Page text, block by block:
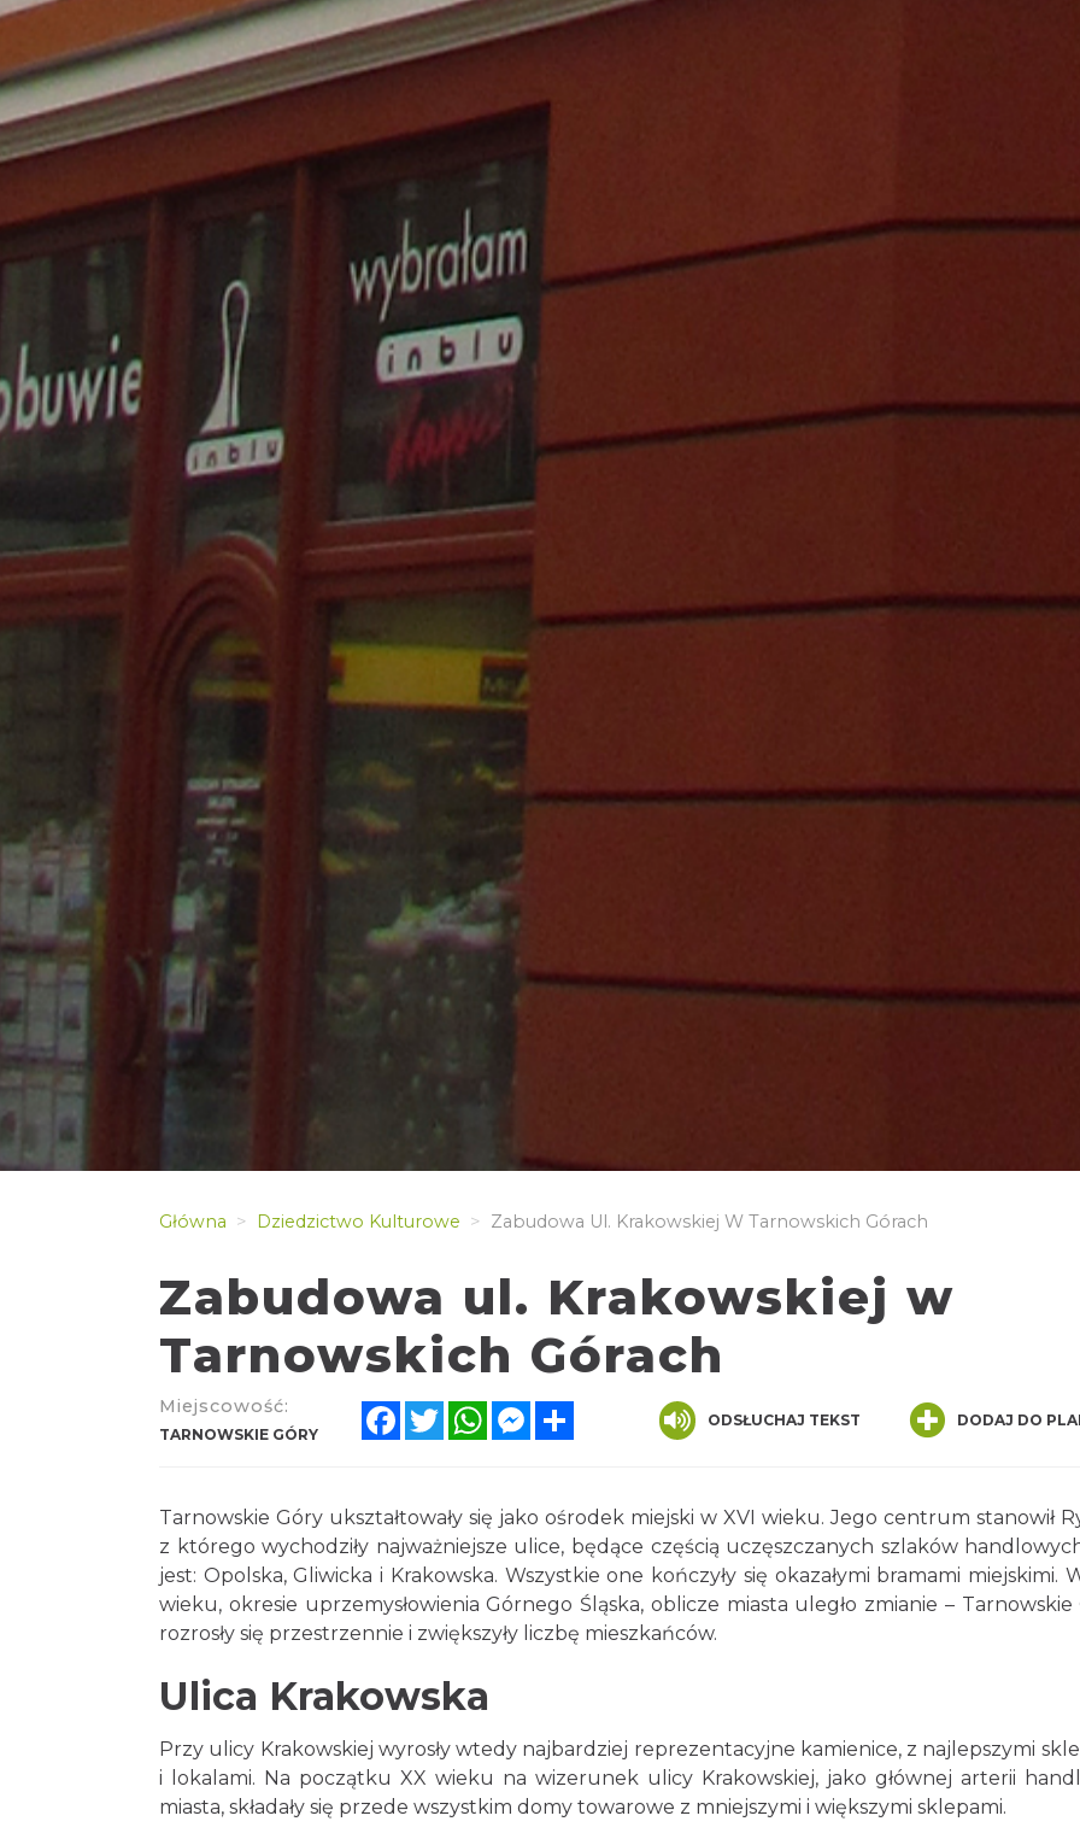
Główna Dziedzictwo Kulturowe Zabudowa Ul. Krakowskiej W Tarnowskich Górach
Zabudowa ul. Krakowskiej w
Tarnowskich Górach
Miejscowość:
TARNOWSKIE GÓRY
FacebookTwitterWhatsAppMessenger ODSŁUCHAJ TEKST DODAJ DO
Tarnowskie Góry ukształtowały się jako ośrodek miejski w XVI wieku. Jego centrum stanowił
z którego wychodziły najważniejsze ulice, będące częścią uczęszczanych szlaków
jest: Opolska, Gliwicka i Krakowska. Wszystkie one kończyły się okazałymi bramami miejskimi.
wieku, okresie uprzemysłowienia Górnego Śląska, oblicze miasta uległo zmianie – Tarnowskie
rozrosły się przestrzennie i zwiększyły liczbę mieszkańców.
Ulica Krakowska
Przy ulicy Krakowskiej wyrosły wtedy najbardziej reprezentacyjne kamienice, z najlepszymi
i lokalami. Na początku XX wieku na wizerunek ulicy Krakowskiej, jako głównej arterii
miasta, składały się przede wszystkim domy towarowe z mniejszymi i większymi sklepami.